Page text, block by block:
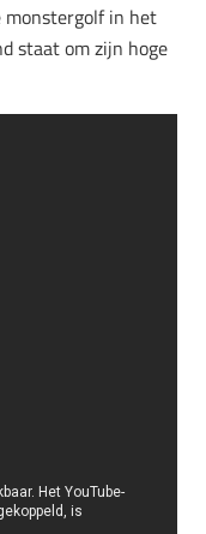
monstergolf in het
staat om zijn hoge